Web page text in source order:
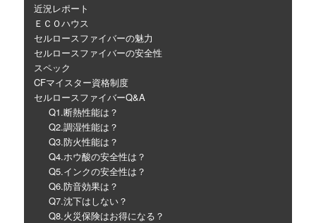
近況レポート
ＥＣＯハウス
セルロースファイバーの魅力
セルロースファイバーの安全性
スペック
CFマイスター資格制度
セルロースファイバーQ&A
Q1.断熱性能は？
Q2.調湿性能は？
Q3.防火性能は？
Q4.ホウ酸の安全性は？
Q5.インクの安全性は？
Q6.防音効果は？
Q7.沈下はしない？
Q8.火災保険はお得になる？